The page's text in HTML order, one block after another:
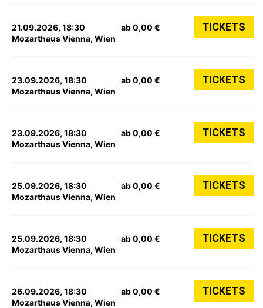
21.09.2026, 18:30
Mozarthaus Vienna, Wien
ab 0,00 € TICKETS
23.09.2026, 18:30
Mozarthaus Vienna, Wien
ab 0,00 € TICKETS
23.09.2026, 18:30
Mozarthaus Vienna, Wien
ab 0,00 € TICKETS
25.09.2026, 18:30
Mozarthaus Vienna, Wien
ab 0,00 € TICKETS
25.09.2026, 18:30
Mozarthaus Vienna, Wien
ab 0,00 € TICKETS
26.09.2026, 18:30
Mozarthaus Vienna, Wien
ab 0,00 € TICKETS